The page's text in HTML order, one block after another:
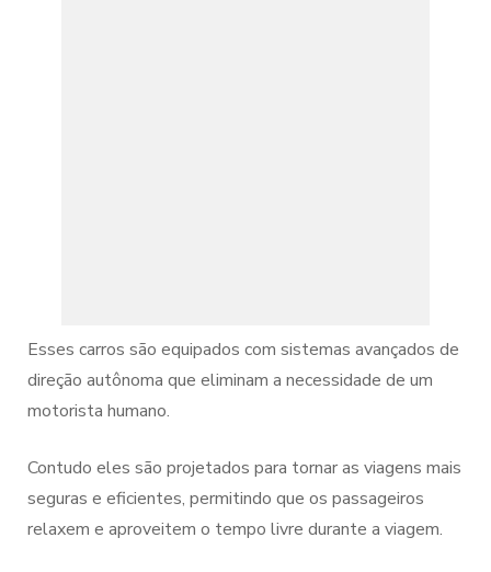
Esses carros são equipados com sistemas avançados de
direção autônoma que eliminam a necessidade de um
motorista humano.
Contudo eles são projetados para tornar as viagens mais
seguras e eficientes, permitindo que os passageiros
relaxem e aproveitem o tempo livre durante a viagem.